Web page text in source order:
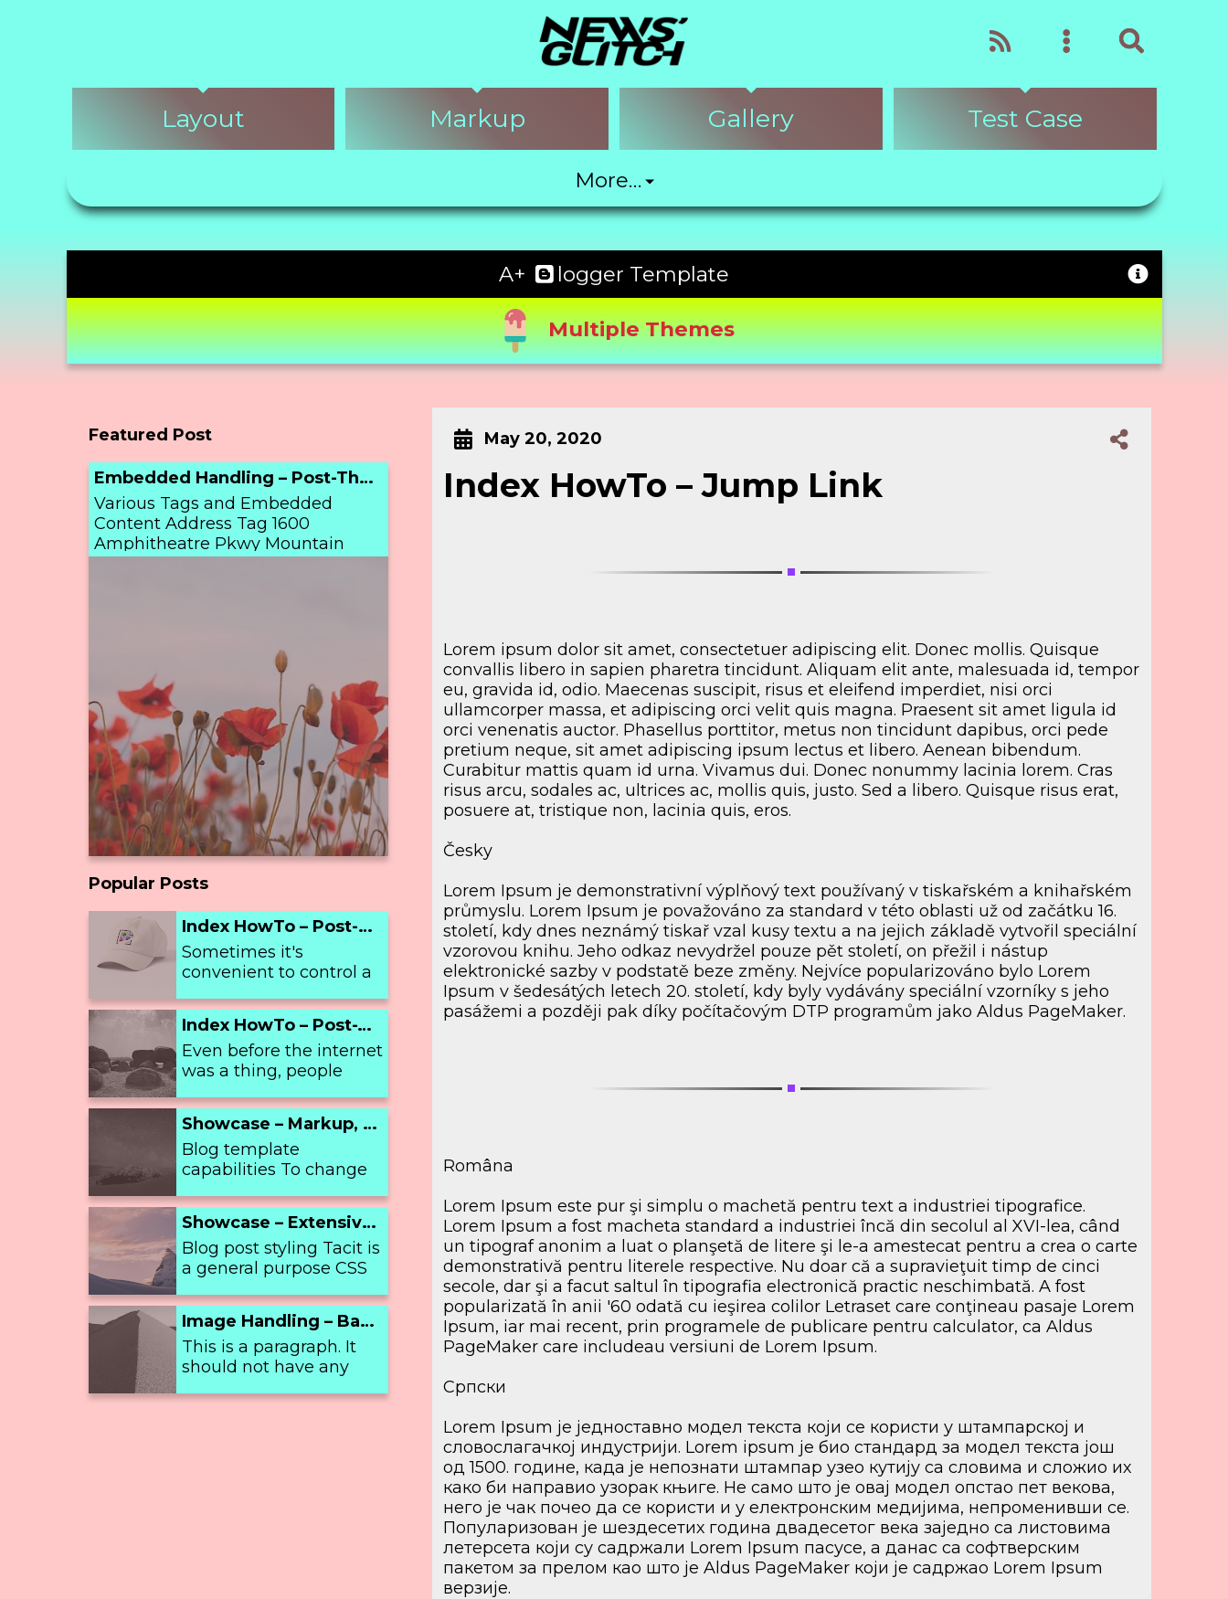
Layout Markup Gallery Test Case
More…
A+ logger Template
Multiple Themes
May 20, 2020
Index HowTo – Jump Link
Lorem ipsum dolor sit amet, consectetuer adipiscing elit. Donec mollis. Quisque
convallis libero in sapien pharetra tincidunt. Aliquam elit ante, malesuada id, tempor
eu, gravida id, odio. Maecenas suscipit, risus et eleifend imperdiet, nisi orci
ullamcorper massa, et adipiscing orci velit quis magna. Praesent sit amet ligula id
orci venenatis auctor. Phasellus porttitor, metus non tincidunt dapibus, orci pede
pretium neque, sit amet adipiscing ipsum lectus et libero. Aenean bibendum.
Curabitur mattis quam id urna. Vivamus dui. Donec nonummy lacinia lorem. Cras
risus arcu, sodales ac, ultrices ac, mollis quis, justo. Sed a libero. Quisque risus erat,
posuere at, tristique non, lacinia quis, eros.
Česky
Lorem Ipsum je demonstrativní výplňový text používaný v tiskařském a knihařském
průmyslu. Lorem Ipsum je považováno za standard v této oblasti už od začátku 16.
století, kdy dnes neznámý tiskař vzal kusy textu a na jejich základě vytvořil speciální
vzorovou knihu. Jeho odkaz nevydržel pouze pět století, on přežil i nástup
elektronické sazby v podstatě beze změny. Nejvíce popularizováno bylo Lorem
Ipsum v šedesátých letech 20. století, kdy byly vydávány speciální vzorníky s jeho
pasážemi a později pak díky počítačovým DTP programům jako Aldus PageMaker.
Româna
Lorem Ipsum este pur şi simplu o machetă pentru text a industriei tipografice.
Lorem Ipsum a fost macheta standard a industriei încă din secolul al XVI-lea, când
un tipograf anonim a luat o planşetă de litere şi le-a amestecat pentru a crea o carte
demonstrativă pentru literele respective. Nu doar că a supravieţuit timp de cinci
secole, dar şi a facut saltul în tipografia electronică practic neschimbată. A fost
popularizată în anii '60 odată cu ieşirea colilor Letraset care conţineau pasaje Lorem
Ipsum, iar mai recent, prin programele de publicare pentru calculator, ca Aldus
PageMaker care includeau versiuni de Lorem Ipsum.
Српски
Lorem Ipsum је једноставно модел текста који се користи у штампарској и
словослагачкој индустрији. Lorem ipsum је био стандард за модел текста још
од 1500. године, када је непознати штампар узео кутију са словима и сложио их
како би направио узорак књиге. Не само што је овај модел опстао пет векова,
него је чак почео да се користи и у електронским медијима, непроменивши се.
Популаризован је шездесетих година двадесетог века заједно са листовима
летерсета који су садржали Lorem Ipsum пасусе, а данас са софтверским
пакетом за прелом као што је Aldus PageMaker који је садржао Lorem Ipsum
верзије.
Featured Post
Embedded Handling – Post-Thumbnail
Various Tags and Embedded
Content Address Tag 1600
Amphitheatre Pkwy Mountain
View, CA 94043 United States
Popular Posts
Index HowTo – Post-Snippet
Sometimes it's
convenient to control a
excerpt for index view,
regardless of its actual
content. To be clea...
Index HowTo – Post-Thumbnail
Even before the internet
was a thing, people
as a filler in printing
tests. The actual root of
that text, however...
Showcase – Markup, Gallery and Hero-Header
Blog template
capabilities To change
Blogger allows its users
to choose from various
provided blog themes
or impor...
Showcase – Extensive Markup, Image Handling and Hero-Image
Blog post styling Tacit is
a general purpose CSS
customized version is
provided along with this
blog template,
specifical...
Image Handling – Basic Usage
This is a paragraph. It
should not have any